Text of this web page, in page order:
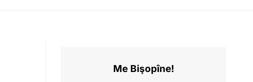
Me Bişopîne!